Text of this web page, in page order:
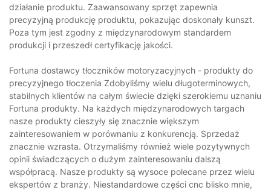
działanie produktu. Zaawansowany sprzęt zapewnia
precyzyjną produkcję produktu, pokazując doskonały kunszt.
Poza tym jest zgodny z międzynarodowym standardem
produkcji i przeszedł certyfikację jakości.
Fortuna dostawcy tłoczników motoryzacyjnych - produkty do
precyzyjnego tłoczenia Zdobyliśmy wielu długoterminowych,
stabilnych klientów na całym świecie dzięki szerokiemu uznaniu
Fortuna produkty. Na każdych międzynarodowych targach
nasze produkty cieszyły się znacznie większym
zainteresowaniem w porównaniu z konkurencją. Sprzedaż
znacznie wzrasta. Otrzymaliśmy również wiele pozytywnych
opinii świadczących o dużym zainteresowaniu dalszą
współpracą. Nasze produkty są wysoce polecane przez wielu
ekspertów z branży. Niestandardowe części cnc blisko mnie,